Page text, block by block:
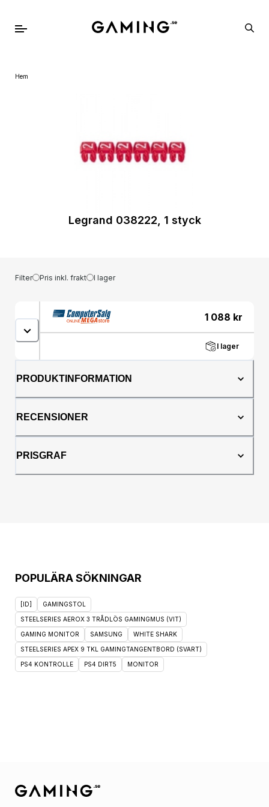
Hem
Legrand 038222, 1 styck
Filter Pris inkl. frakt I lager
1 088 kr
I lager
PRODUKTINFORMATION
RECENSIONER
PRISGRAF
POPULÄRA SÖKNINGAR
[ID] GAMINGSTOL
STEELSERIES AEROX 3 TRÅDLÖS GAMINGMUS (VIT)
GAMING MONITOR SAMSUNG WHITE SHARK
STEELSERIES APEX 9 TKL GAMINGTANGENTBORD (SVART)
PS4 KONTROLLE PS4 DIRT5 MONITOR